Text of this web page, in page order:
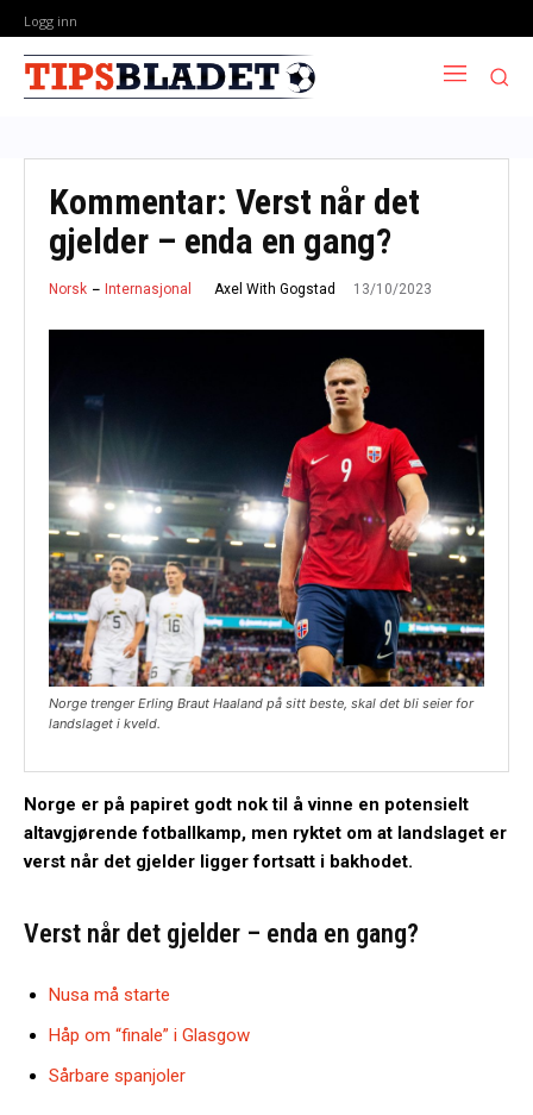
Logg inn
Kommentar: Verst når det
gjelder – enda en gang?
Norsk Internasjonal Axel With Gogstad 13/10/2023
Norge trenger Erling Braut Haaland på sitt beste, skal det bli seier for
landslaget i kveld.
Norge er på papiret godt nok til å vinne en potensielt
altavgjørende fotballkamp, men ryktet om at landslaget er
verst når det gjelder ligger fortsatt i bakhodet.
Verst når det gjelder – enda en gang?
Nusa må starte
Håp om “finale” i Glasgow
Sårbare spanjoler